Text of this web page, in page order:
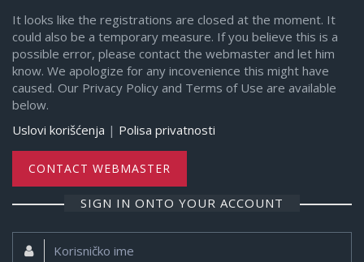
It looks like the registrations are closed at the moment. It
could also be a temporary measure. If you believe this is a
possible error, please contact the webmaster and let him
know. We apologize for any incovenience this might have
caused. Our Privacy Policy and Terms of Use are available
below.
Uslovi korišćenja | Polisa privatnosti
CONTACT WEBMASTER
SIGN IN ONTO YOUR ACCOUNT
Korisničko